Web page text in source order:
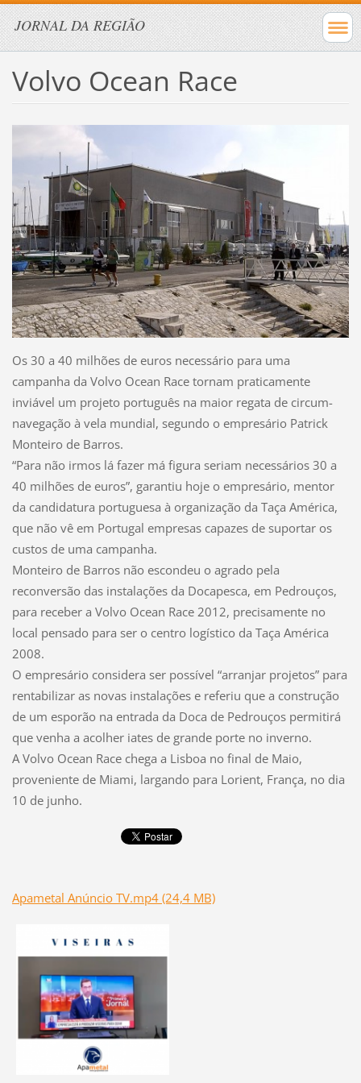
JORNAL DA REGIÃO
Volvo Ocean Race
Os 30 a 40 milhões de euros necessário para uma
campanha da Volvo Ocean Race tornam praticamente
inviável um projeto português na maior regata de circum-
navegação à vela mundial, segundo o empresário Patrick
Monteiro de Barros.
“Para não irmos lá fazer má figura seriam necessários 30 a
40 milhões de euros”, garantiu hoje o empresário, mentor
da candidatura portuguesa à organização da Taça América,
que não vê em Portugal empresas capazes de suportar os
custos de uma campanha.
Monteiro de Barros não escondeu o agrado pela
reconversão das instalações da Docapesca, em Pedrouços,
para receber a Volvo Ocean Race 2012, precisamente no
local pensado para ser o centro logístico da Taça América
2008.
O empresário considera ser possível “arranjar projetos” para
rentabilizar as novas instalações e referiu que a construção
de um esporão na entrada da Doca de Pedrouços permitirá
que venha a acolher iates de grande porte no inverno.
A Volvo Ocean Race chega a Lisboa no final de Maio,
proveniente de Miami, largando para Lorient, França, no dia
10 de junho.
Apametal Anúncio TV.mp4 (24,4 MB)